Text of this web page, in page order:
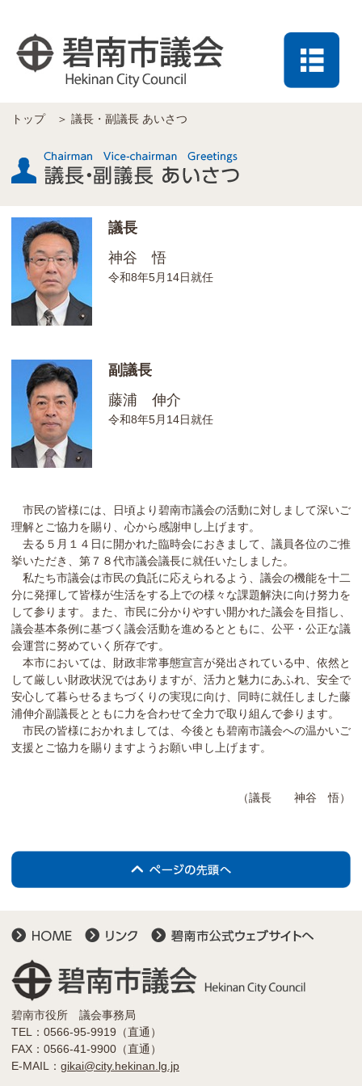
トップ＞ 議長・副議長 あいさつ
議長
神谷 悟
令和8年5月14日就任
副議長
藤浦 伸介
令和8年5月14日就任
市民の皆様には、日頃より碧南市議会の活動に対しまして深いご
理解とご協力を賜り、心から感謝申し上げます。
去る５月１４日に開かれた臨時会におきまして、議員各位のご推
挙いただき、第７８代市議会議長に就任いたしました。
私たち市議会は市民の負託に応えられるよう、議会の機能を十二
分に発揮して皆様が生活をする上での様々な課題解決に向け努力を
して参ります。また、市民に分かりやすい開かれた議会を目指し、
議会基本条例に基づく議会活動を進めるとともに、公平・公正な議
会運営に努めていく所存です。
本市においては、財政非常事態宣言が発出されている中、依然と
して厳しい財政状況ではありますが、活力と魅力にあふれ、安全で
安心して暮らせるまちづくりの実現に向け、同時に就任しました藤
浦伸介副議長とともに力を合わせて全力で取り組んで参ります。
市民の皆様におかれましては、今後とも碧南市議会への温かいご
支援とご協力を賜りますようお願い申し上げます。
（議長 神谷 悟）
碧南市役所 議会事務局
TEL：0566-95-9919（直通）
FAX：0566-41-9900（直通）
E-MAIL： gikai@city.hekinan.lg.jp